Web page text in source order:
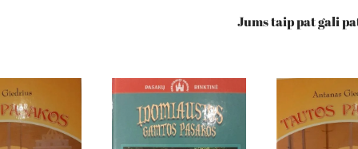
Jums taip pat gali